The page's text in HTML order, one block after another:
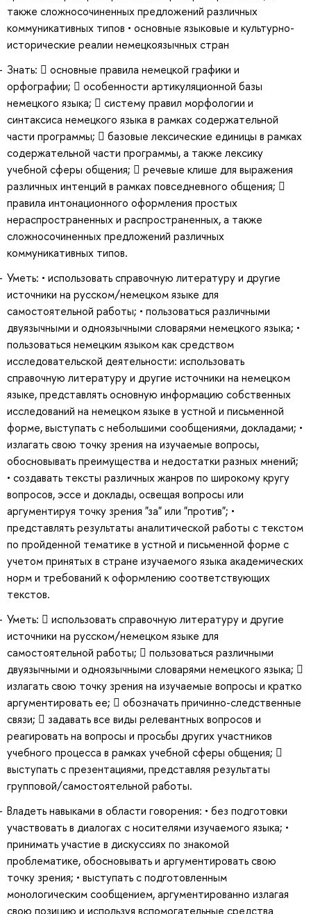
также сложносочиненных предложений различных
коммуникативных типов • основные языковые и культурно-
исторические реалии немецкоязычных стран
Знать:  основные правила немецкой графики и
орфографии;  особенности артикуляционной базы
немецкого языка;  систему правил морфологии и
синтаксиса немецкого языка в рамках содержательной
части программы;  базовые лексические единицы в рамках
содержательной части программы, а также лексику
учебной сферы общения;  речевые клише для выражения
различных интенций в рамках повседневного общения; 
правила интонационного оформления простых
нераспространенных и распространенных, а также
сложносочиненных предложений различных
коммуникативных типов.
Уметь: • использовать справочную литературу и другие
источники на русском/немецком языке для
самостоятельной работы; • пользоваться различными
двуязычными и одноязычными словарями немецкого языка; •
пользоваться немецким языком как средством
исследовательской деятельности: использовать
справочную литературу и другие источники на немецком
языке, представлять основную информацию собственных
исследований на немецком языке в устной и письменной
форме, выступать с небольшими сообщениями, докладами; •
излагать свою точку зрения на изучаемые вопросы,
обосновывать преимущества и недостатки разных мнений;
• создавать тексты различных жанров по широкому кругу
вопросов, эссе и доклады, освещая вопросы или
аргументируя точку зрения "за" или "против"; •
представлять результаты аналитической работы с текстом
по пройденной тематике в устной и письменной форме с
учетом принятых в стране изучаемого языка академических
норм и требований к оформлению соответствующих
текстов.
Уметь:  использовать справочную литературу и другие
источники на русском/немецком языке для
самостоятельной работы;  пользоваться различными
двуязычными и одноязычными словарями немецкого языка; 
излагать свою точку зрения на изучаемые вопросы и кратко
аргументировать ее;  обозначать причинно-следственные
связи;  задавать все виды релевантных вопросов и
реагировать на вопросы и просьбы других участников
учебного процесса в рамках учебной сферы общения; 
выступать с презентациями, представляя результаты
групповой/самостоятельной работы.
Владеть навыками в области говорения: • без подготовки
участвовать в диалогах с носителями изучаемого языка; •
принимать участие в дискуссиях по знакомой
проблематике, обосновывать и аргументировать свою
точку зрения; • выступать с подготовленным
монологическим сообщением, аргументированно излагая
свою позицию и используя вспомогательные средства